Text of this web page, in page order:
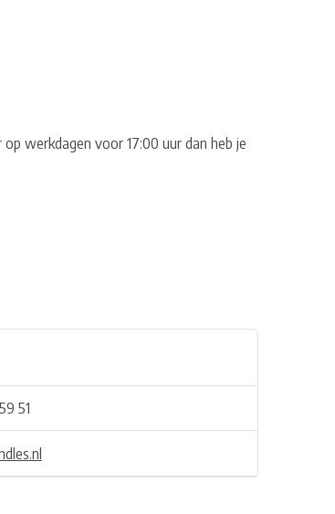
op werkdagen voor 17:00 uur dan heb je
51